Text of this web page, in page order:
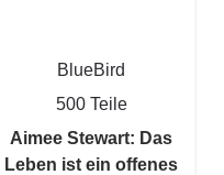
BlueBird
500 Teile
Aimee Stewart: Das
Leben ist ein offenes